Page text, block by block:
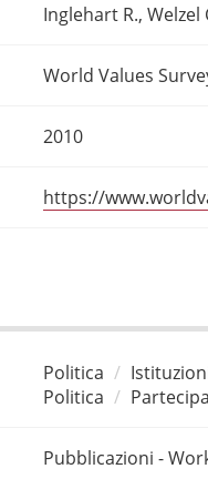
Inglehart R., Welzel
World Values
2010
https://
Politica
Politica
Pubblicazioni -